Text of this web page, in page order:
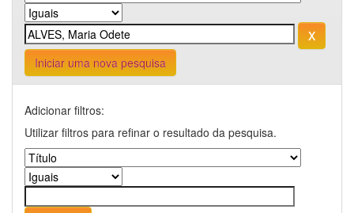
Iniciar uma nova pesquisa
Adicionar filtros:
Utilizar filtros para refinar o resultado da pesquisa.